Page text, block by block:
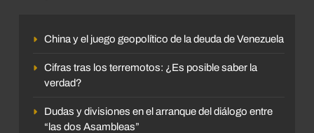
China y el juego geopolítico de la deuda de Venezuela
Cifras tras los terremotos: ¿Es posible saber la
verdad?
Dudas y divisiones en el arranque del diálogo entre
“las dos Asambleas”